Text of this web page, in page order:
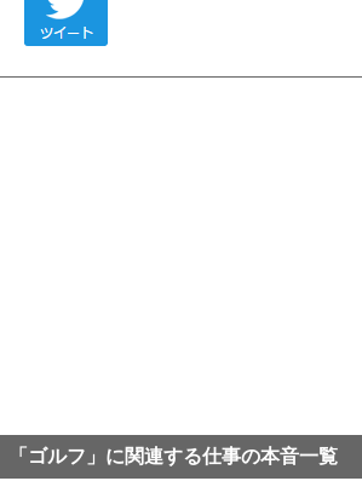
「ゴルフ」に関連する仕事の本音一覧